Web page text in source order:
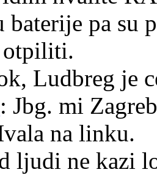
baterije pa su
otpiliti.
Ludbreg je
: Jbg. mi
na linku.
ljudi ne kazi